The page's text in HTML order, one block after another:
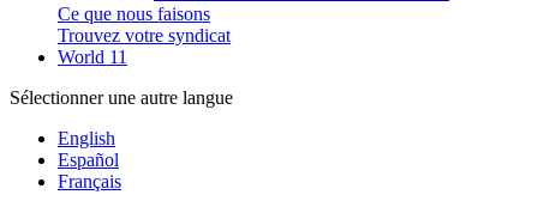
Ce que nous faisons
Trouvez votre syndicat
World 11
Sélectionner une autre langue
English
Español
Français